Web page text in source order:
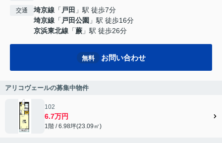
交通 埼京線 「 戸田 」駅 徒歩7分
埼京線 「 戸田公園 」駅 徒歩16分
京浜東北線 「蕨 」駅 徒歩26分
無料 お問い合わせ
アリコヴェールの募集中物件
102
6.7万円
1階 / 6.98坪(23.09㎡)